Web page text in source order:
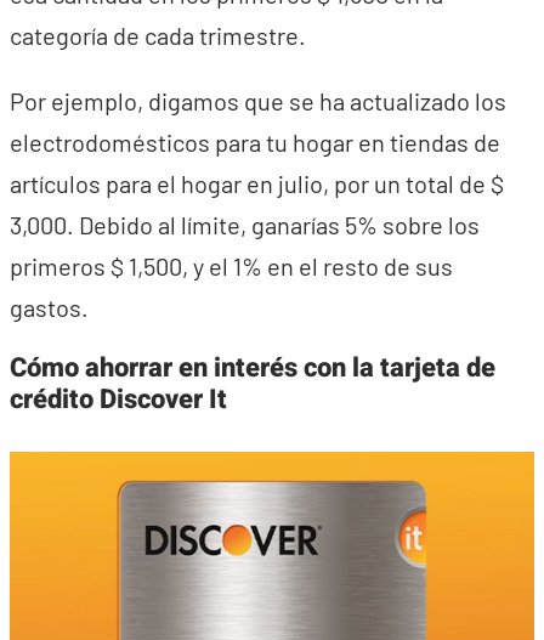
categoría de cada trimestre.
Por ejemplo, digamos que se ha actualizado los
electrodomésticos para tu hogar en tiendas de
artículos para el hogar en julio, por un total de $
3,000. Debido al límite, ganarías 5% sobre los
primeros $ 1,500, y el 1% en el resto de sus
gastos.
Cómo ahorrar en interés con la tarjeta de
crédito Discover It